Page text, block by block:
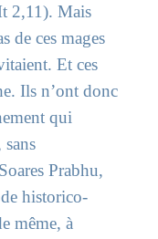
2,11). Mais
de ces mages
Et ces
Ils n’ont donc
qui
Prabhu,
historico-
même, à